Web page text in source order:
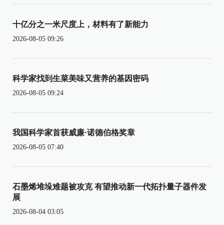
十亿分之一米尺度上，材料有了新能力
2026-08-05 09:26
科学家找到生菜美味又营养的基因密码
2026-08-05 09:24
我国科学家首获威廉·诺德伯格奖章
2026-08-05 07:40
石墨烯堆垛难题被攻克 有望推动新一代拓扑量子器件发
展
2026-08-04 03:05